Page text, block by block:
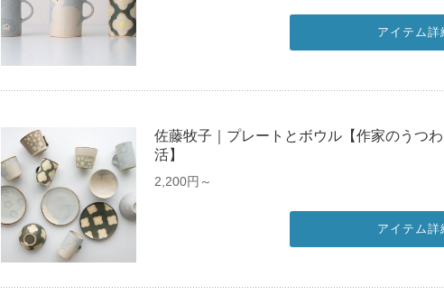
アイテム詳
佐藤牧子｜プレートとボウル【作家のうつ
活】
2,200円～
アイテム詳